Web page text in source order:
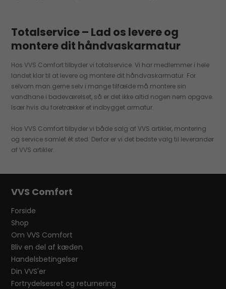
Totalservice – Lad os levere og
montere dit håndvaskarmatur
Hos VVS Comfort tilbyder vi totalservice. Vi har medlemmer i hele
landet klar til at levere og montere dit håndvaskarmatur. For
selvom man gerne selv i mange tilfælde må montere sin
vandhane i badeværelset, så er det ikke altid nogen nem opgave.
Især hvis du foretrækker et indbygget armatur.
Hos VVS Comfort tilbyder vi både salg af VVS artikler, montering
og service samlet ét sted. Derfor er vi det bedste valg til leverandør
af VVS artikler.
VVS Comfort
Forside
Shop
Om VVS Comfort
Bliv en del af kæden
Handelsbetingelser
Din VVS'er
Fortrydelsesret og returnering